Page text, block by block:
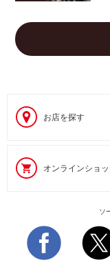
お店を探す
オンラインショ
ソ